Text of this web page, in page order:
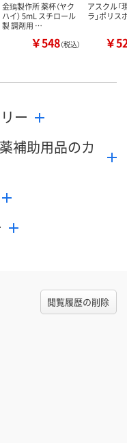
金鵄製作所 薬杯（ヤク
ハイ） 5mL スチロール
製 調剤用 …
￥548（税込）
アスクル「
ラ」ポリス
￥
ー
補助用品のカ
閲覧履歴の削除